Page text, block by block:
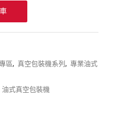
區, 真空包裝機系列, 專業油式
油式真空包裝機